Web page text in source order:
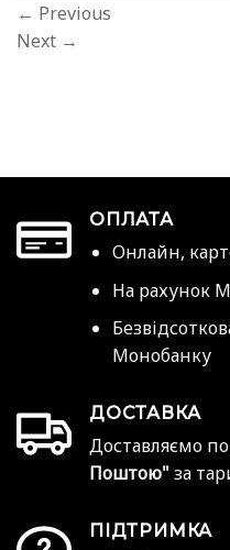
← Previous
Next →
ОПЛАТА
Онлайн,
На рахунок
Монобанку
ДОСТАВКА
Доставляємо по
Поштою" за
ПІДТРИМКА